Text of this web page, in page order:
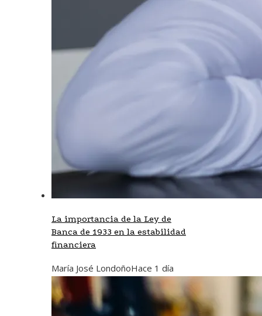
La importancia de la Ley de
Banca de 1933 en la estabilidad
financiera
María José LondoñoHace 1 día